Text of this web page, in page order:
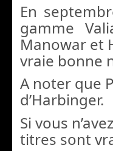
En
gamme
Manowar et
vraie bonne
A noter que
d’Harbinger.
Si vous
titres sont